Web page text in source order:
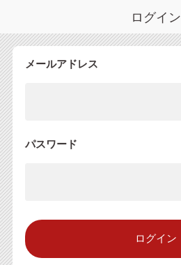
ログイン
メールアドレス
パスワード